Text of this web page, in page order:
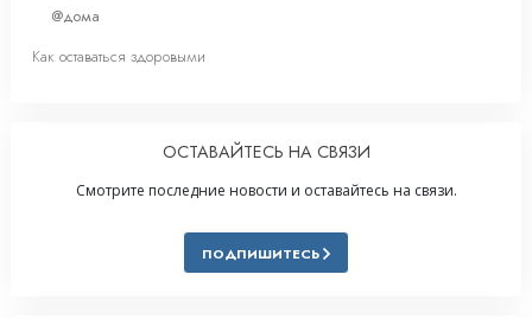
@дома
Как оставаться здоровыми
ОСТАВАЙТЕСЬ НА СВЯЗИ
Смотрите последние новости и оставайтесь на связи.
ПОДПИШИТЕСЬ